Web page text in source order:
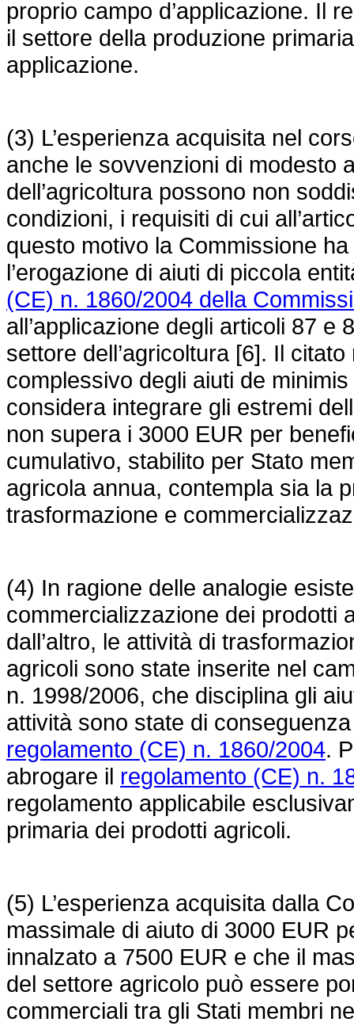
proprio campo d’applicazione. Il
il settore della produzione
applicazione.
(3) L’esperienza acquisita nel
anche le sovvenzioni di modesto
dell’agricoltura possono non
condizioni, i requisiti di cui
questo motivo la Commissione
l’erogazione di aiuti di piccola
(CE) n. 1860/2004 della
all’applicazione degli articoli 87 e
settore dell’agricoltura [6]. Il
complessivo degli aiuti de
considera integrare gli estremi
non supera i 3000 EUR per
cumulativo, stabilito per Stato
agricola annua, contempla sia la
trasformazione e
(4) In ragione delle analogie
commercializzazione dei prodotti
dall’altro, le attività di
agricoli sono state inserite nel
n. 1998/2006, che disciplina gli
attività sono state di
regolamento (CE) n. 1860/2004.
abrogare il regolamento (CE) n.
regolamento applicabile
primaria dei prodotti agricoli.
(5) L’esperienza acquisita dalla
massimale di aiuto di 3000 EUR
innalzato a 7500 EUR e che il
del settore agricolo può essere
commerciali tra gli Stati membri